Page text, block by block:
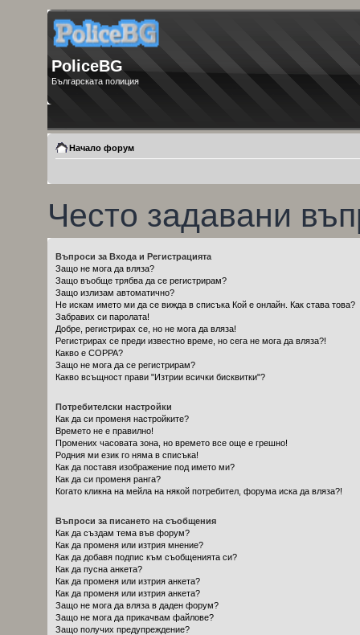
PoliceBG
Българската полиция
Начало форум
Често задавани
Въпроси за Входа и Регистрацията
Защо не мога да вляза?
Защо въобще трябва да се регистрирам?
Защо излизам автоматично?
Не искам името ми да се вижда в списъка Кой е онлайн. Как става това?
Забравих си паролата!
Добре, регистрирах се, но не мога да вляза!
Регистрирах се преди известно време, но сега не мога да вляза?!
Какво е COPPA?
Защо не мога да се регистрирам?
Какво всъщност прави "Изтрии всички бисквитки"?
Потребителски настройки
Как да си променя настройките?
Времето не е правилно!
Промених часовата зона, но времето все още е грешно!
Родния ми език го няма в списъка!
Как да поставя изображение под името ми?
Как да си променя ранга?
Когато кликна на мейла на някой потребител, форума иска да вляза?!
Въпроси за писането на съобщения
Как да създам тема във форум?
Как да променя или изтрия мнение?
Как да добавя подпис към съобщенията си?
Как да пусна анкета?
Как да променя или изтрия анкета?
Как да променя или изтрия анкета?
Защо не мога да вляза в даден форум?
Защо не мога да прикачвам файлове?
Защо получих предупреждение?